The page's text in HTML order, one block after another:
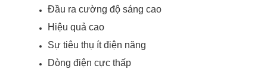
Đầu ra cường độ sáng cao
Hiệu quả cao
Sự tiêu thụ ít điện năng
Dòng điện cực thấp